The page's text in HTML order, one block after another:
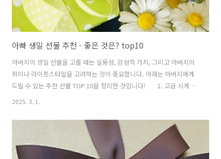
아빠 생일 선물 추천 - 좋은 것은? top10
아버지의 생일 선물을 고를 때는 실용성, 감성적 가치, 그리고 아버지의
취미나 라이프스타일을 고려하는 것이 중요합니다. 아래는 아버지에게
드릴 수 있는 추천 선물 TOP 10을 정리한 것입니다! 1. 고급 시계추
천 이유: 중요한 순간에 기억에 남을 수 있는 고급스러운 선물추천 제품:
유: 건강, 운동, 알림 등 다양한 기능을 제공하여 실용적인 선물추천 제
품: 애플 워치, 갤럭시 워치, 핏빗 3. 고급 술 (위스키, 와인)추천 이유: 술
을 좋아하는 아버지께 특별한 와인이나 위스키를 선물하면 좋습니다.추
천 제품: 맥캘란 18년, 로버트 몬다비 와인, 발렌타인 30년 위스키 4.
2025. 3. 1.